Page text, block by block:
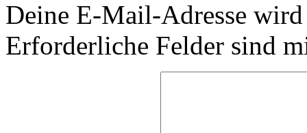
Deine E-Mail-Adresse
Erforderliche Felder sind